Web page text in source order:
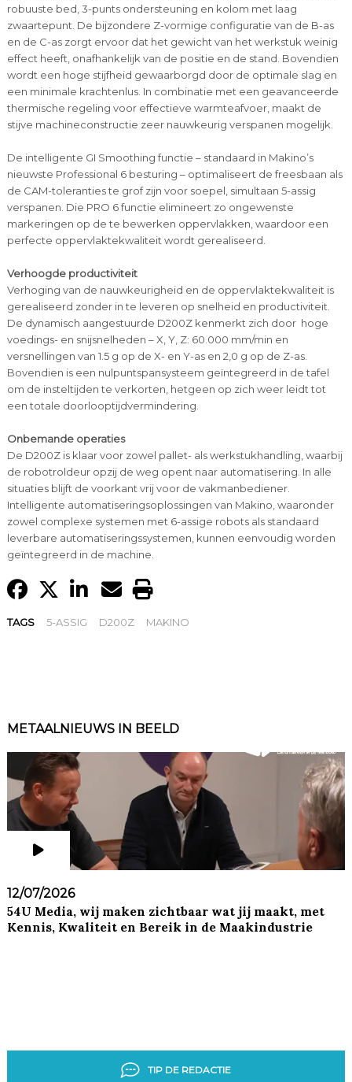
robuuste bed, 3-punts ondersteuning en kolom met laag
zwaartepunt. De bijzondere Z-vormige configuratie van de B-as
en de C-as zorgt ervoor dat het gewicht van het werkstuk weinig
effect heeft, onafhankelijk van de positie en de stand. Bovendien
wordt een hoge stijfheid gewaarborgd door de optimale slag en
een minimale krachtenlus. In combinatie met een geavanceerde
thermische regeling voor effectieve warmteafvoer, maakt de
stijve machineconstructie zeer nauwkeurig verspanen mogelijk.
De intelligente GI Smoothing functie – standaard in Makino’s
nieuwste Professional 6 besturing – optimaliseert de freesbaan als
de CAM-toleranties te grof zijn voor soepel, simultaan 5-assig
verspanen. Die PRO 6 functie elimineert zo ongewenste
markeringen op de te bewerken oppervlakken, waardoor een
perfecte oppervlaktekwaliteit wordt gerealiseerd.
Verhoogde productiviteit
Verhoging van de nauwkeurigheid en de oppervlaktekwaliteit is
gerealiseerd zonder in te leveren op snelheid en productiviteit.
De dynamisch aangestuurde D200Z kenmerkt zich door hoge
voedings- en snijsnelheden – X, Y, Z: 60.000 mm/min en
versnellingen van 1.5 g op de X- en Y-as en 2,0 g op de Z-as.
Bovendien is een nulpuntspansysteem geïntegreerd in de tafel
om de insteltijden te verkorten, hetgeen op zich weer leidt tot
een totale doorlooptijdvermindering.
Onbemande operaties
De D200Z is klaar voor zowel pallet- als werkstukhandling, waarbij
de robotroldeur opzij de weg opent naar automatisering. In alle
situaties blijft de voorkant vrij voor de vakmanbediener.
Intelligente automatiseringsoplossingen van Makino, waaronder
zowel complexe systemen met 6-assige robots als standaard
leverbare automatiseringssystemen, kunnen eenvoudig worden
geïntegreerd in de machine.
TAGS 5-ASSIG D200Z MAKINO
METAALNIEUWS IN BEELD
12/07/2026
54U Media, wij maken zichtbaar wat jij maakt, met
Kennis, Kwaliteit en Bereik in de Maakindustrie
TIP DE REDACTIE